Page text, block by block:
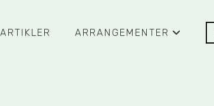
ARTIKLER ARRANGEMENTER